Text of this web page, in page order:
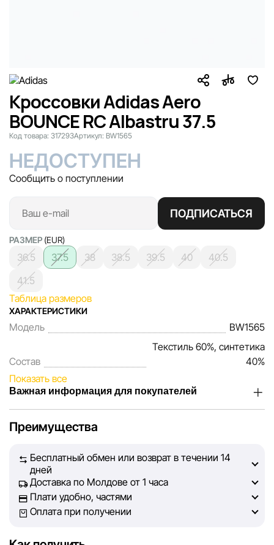
Кроссовки Adidas Aero
BOUNCE RC Albastru 37.5
Код товара: 317293Артикул: BW1565
НЕДОСТУПЕН
Сообщить о поступлении
ПОДПИСАТЬСЯ
РАЗМЕР (EUR)
36.5 37.5 38 38.5 39.5 40
40.5
41.5
Таблица размеров
ХАРАКТЕРИСТИКИ
Модель BW1565
Состав
Текстиль 60%, синтетика
40%
Показать все
Важная информация для покупателей
наших покупателей. Каждый день мы работаем над тем,
на сайте, была максимально полной, объективной и
актуальной. Наша цель — обеспечить вас достоверной
информацией, чтобы вы смогли принять лучшее
решение о покупке.
Преимущества
Бесплатный обмен или возврат в течении 14
дней
Доставка по Молдове от 1 часа
Плати удобно, частями
Оплата при получении